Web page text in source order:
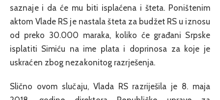
saznaje i da će mu biti isplaćena i šteta. Poništenim
aktom Vlade RS je nastala šteta za budžet RS u iznosu
od preko 30.000 maraka, koliko će građani Srpske
isplatiti Simiću na ime plata i doprinosa za koje je
uskraćen zbog nezakonitog razrješenja.
Slično ovom slučaju, Vlada RS razriješila je 8. maja